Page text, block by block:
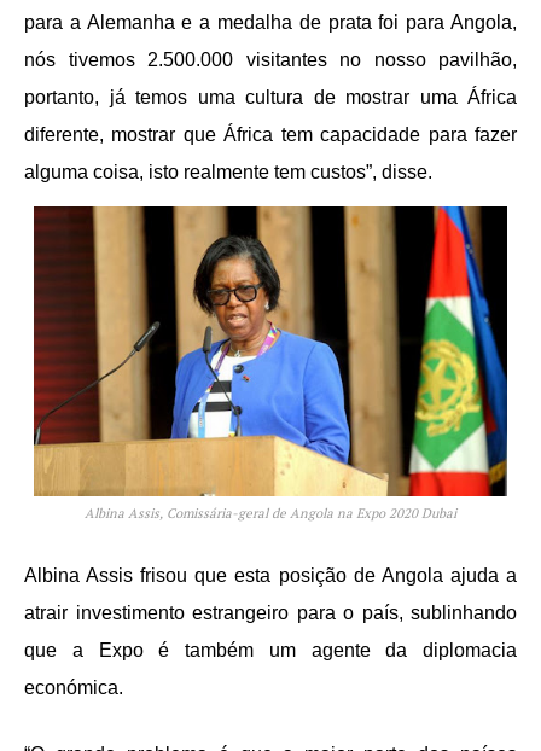
para a Alemanha e a medalha de prata foi para Angola,
nós tivemos 2.500.000 visitantes no nosso pavilhão,
portanto, já temos uma cultura de mostrar uma África
diferente, mostrar que África tem capacidade para fazer
alguma coisa, isto realmente tem custos”, disse.
Albina Assis, Comissária-geral de Angola na Expo 2020 Dubai
Albina Assis frisou que esta posição de Angola ajuda a
atrair investimento estrangeiro para o país, sublinhando
que a Expo é também um agente da diplomacia
económica.